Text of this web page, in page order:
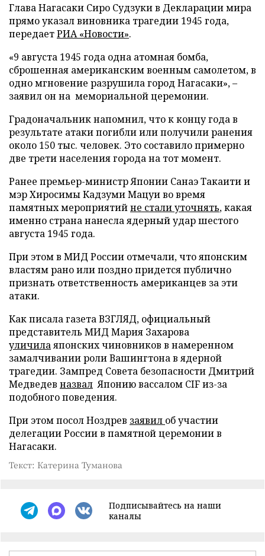
Глава Нагасаки Сиро Судзуки в Декларации мира
прямо указал виновника трагедии 1945 года,
передаетРИА «Новости».
«9 августа 1945 года одна атомная бомба,
сброшенная американским военным самолетом, в
одно мгновение разрушила город Нагасаки», –
заявил он на мемориальной церемонии.
Градоначальник напомнил, что к концу года в
результате атаки погибли или получили ранения
около 150 тыс. человек. Это составило примерно
две трети населения города на тот момент.
Ранее премьер-министр Японии Санаэ Такаити и
мэр Хиросимы Кадзуми Мацуи во время
памятных мероприятийне стали уточнять, какая
именно страна нанесла ядерный удар шестого
августа 1945 года.
При этом в МИД России отмечали, что японским
властям рано или поздно придется публично
признать ответственность американцев за эти
атаки.
Как писала газета ВЗГЛЯД, официальный
представитель МИД Мария Захарова
уличилаяпонских чиновников в намеренном
замалчивании роли Вашингтона в ядерной
трагедии. Зампред Совета безопасности Дмитрий
Медведев назвал Японию вассалом CIF из-за
подобного поведения.
При этом посол Ноздрев заявил об участии
делегации России в памятной церемонии в
Нагасаки.
Текст: Катерина Туманова
Подписывайтесь на наши
каналы